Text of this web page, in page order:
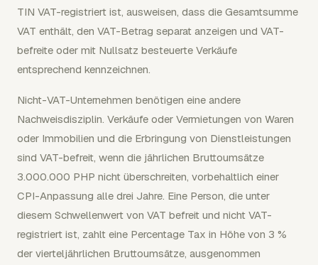
TIN VAT-registriert ist, ausweisen, dass die Gesamtsumme
VAT enthält, den VAT-Betrag separat anzeigen und VAT-
befreite oder mit Nullsatz besteuerte Verkäufe
entsprechend kennzeichnen.
Nicht-VAT-Unternehmen benötigen eine andere
Nachweisdisziplin. Verkäufe oder Vermietungen von Waren
oder Immobilien und die Erbringung von Dienstleistungen
sind VAT-befreit, wenn die jährlichen Bruttoumsätze
3.000.000 PHP nicht überschreiten, vorbehaltlich einer
CPI-Anpassung alle drei Jahre. Eine Person, die unter
diesem Schwellenwert von VAT befreit und nicht VAT-
registriert ist, zahlt eine Percentage Tax in Höhe von 3 %
der vierteljährlichen Bruttoumsätze, ausgenommen